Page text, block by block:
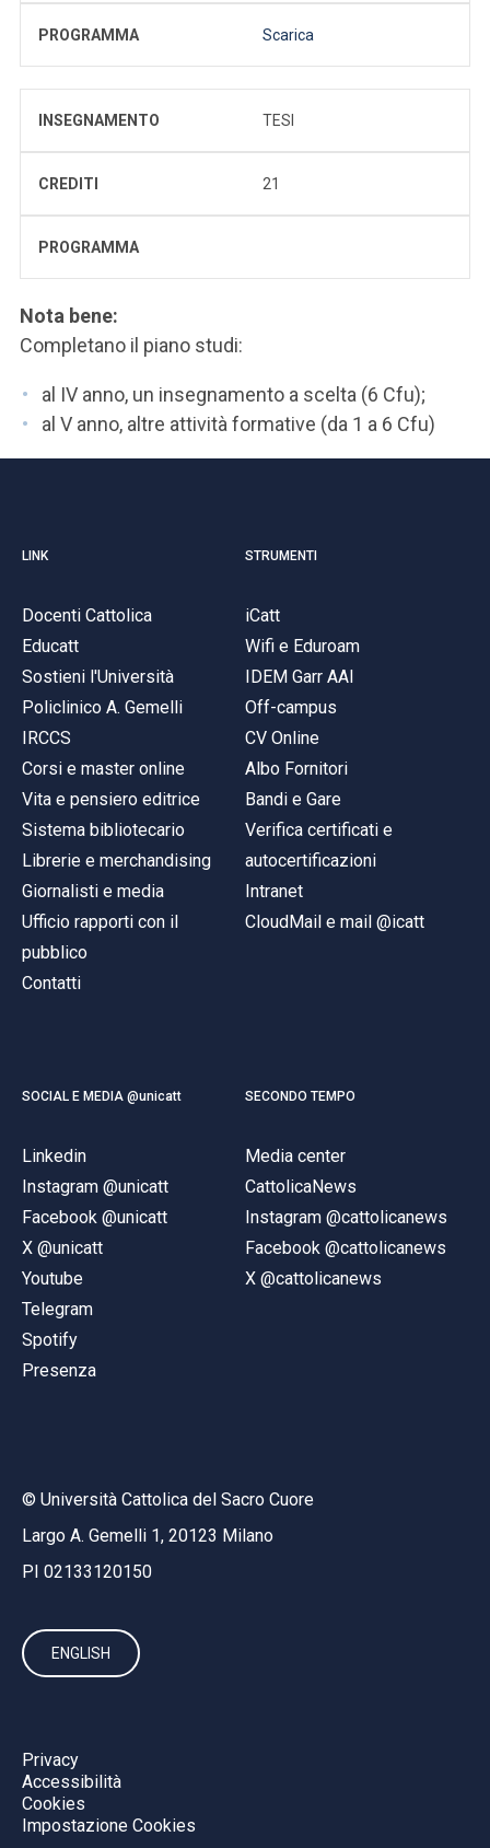
PROGRAMMA Scarica
INSEGNAMENTO TESI
CREDITI 21
PROGRAMMA
Nota bene:
Completano il piano studi:
al IV anno, un insegnamento a scelta (6 Cfu);
al V anno, altre attività formative (da 1 a 6 Cfu)
LINK
Docenti Cattolica
Educatt
Sostieni l'Università
Policlinico A. Gemelli
IRCCS
Corsi e master online
Vita e pensiero editrice
Sistema bibliotecario
Librerie e merchandising
Giornalisti e media
Ufficio rapporti con il
pubblico
Contatti
STRUMENTI
iCatt
Wifi e Eduroam
IDEM Garr AAI
Off-campus
CV Online
Albo Fornitori
Bandi e Gare
Verifica certificati e
autocertificazioni
Intranet
CloudMail e mail @icatt
SOCIAL E MEDIA @unicatt
Linkedin
Instagram @unicatt
Facebook @unicatt
X @unicatt
Youtube
Telegram
Spotify
Presenza
SECONDO TEMPO
Media center
CattolicaNews
Instagram @cattolicanews
Facebook @cattolicanews
X @cattolicanews
© Università Cattolica del Sacro Cuore
Largo A. Gemelli 1, 20123 Milano
PI 02133120150
ENGLISH
Privacy
Accessibilità
Cookies
Impostazione Cookies